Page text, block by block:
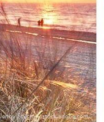
Sturm – stock.adobe.com